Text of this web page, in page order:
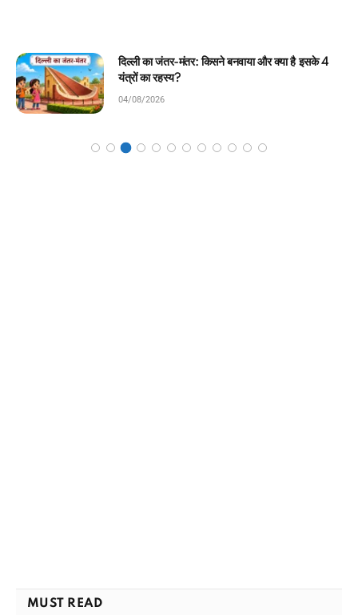
और क्या है इसके 4
घमंडी मोर और समझदार चिड़िया:
MUST READ